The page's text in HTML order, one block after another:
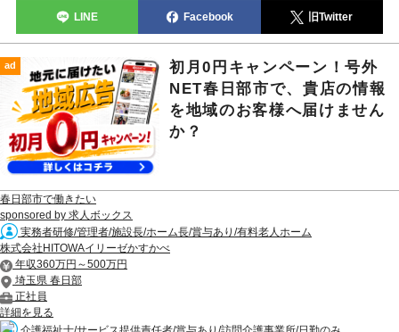
LINE Facebook 旧Twitter
ad
初月0円キャンペーン！号外
NET春日部市で、貴店の情報
を地域のお客様へ届けません
か？
春日部市で働きたい
sponsored by 求人ボックス
実務者研修/管理者/施設長/ホーム長/賞与あり/有料老人ホーム
株式会社HITOWAイリーゼかすかべ
年収360万円～500万円
埼玉県 春日部
正社員
詳細を見る